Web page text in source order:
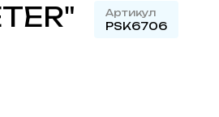
Артикул
PSK6706